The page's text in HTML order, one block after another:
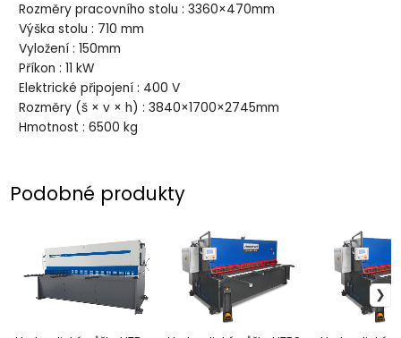
Rozměry pracovního stolu : 3360×470mm
Výška stolu : 710 mm
Vyložení : 150mm
Příkon : 11 kW
Elektrické připojení : 400 V
Rozměry (š × v × h) : 3840×1700×2745mm
Hmotnost : 6500 kg
Podobné produkty